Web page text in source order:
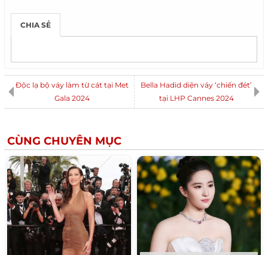
CHIA SẺ
Độc lạ bộ váy làm từ cát tại Met
Gala 2024
Bella Hadid diện váy ‘chiến đét’
tại LHP Cannes 2024
CÙNG CHUYÊN MỤC